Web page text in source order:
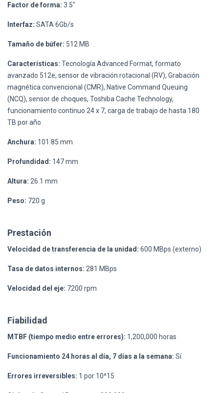
Factor de forma: 3.5"
Interfaz: SATA 6Gb/s
Tamaño de búfer: 512 MB
Características: Tecnología Advanced Format, formato
avanzado 512e, sensor de vibración rotacional (RV), Grabación
magnética convencional (CMR), Native Command Queuing
(NCQ), sensor de choques, Toshiba Cache Technology,
funcionamiento continuo 24 x 7, carga de trabajo de hasta 180
TB por año
Anchura: 101.85 mm
Profundidad: 147 mm
Altura: 26.1 mm
Peso: 720 g
Prestación
Velocidad de transferencia de la unidad: 600 MBps (externo)
Tasa de datos internos: 281 MBps
Velocidad del eje: 7200 rpm
Fiabilidad
MTBF (tiempo medio entre errores): 1,200,000 horas
Funcionamiento 24 horas al día, 7 días a la semana: Sí
Errores irreversibles: 1 por 10^15